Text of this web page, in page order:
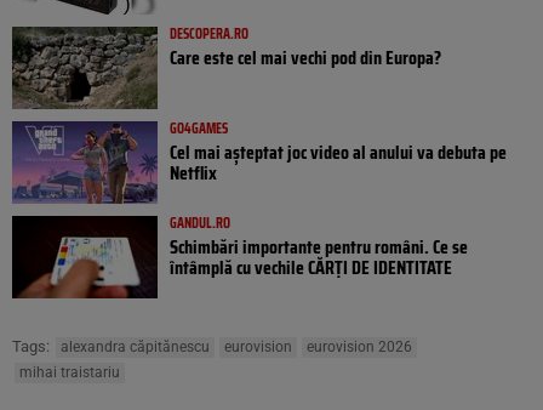
DESCOPERA.RO
Care este cel mai vechi pod din Europa?
GO4GAMES
Cel mai așteptat joc video al anului va debuta pe
Netflix
GANDUL.RO
Schimbări importante pentru români. Ce se
întâmplă cu vechile CĂRȚI DE IDENTITATE
Tags: alexandra căpitănescu eurovision
eurovision 2026
mihai traistariu